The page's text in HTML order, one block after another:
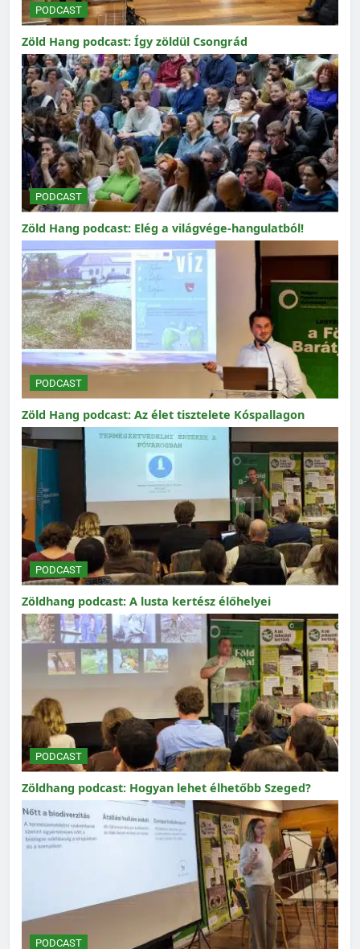
PODCAST
Zöld Hang podcast: Így zöldül Csongrád
PODCAST
Zöld Hang podcast: Elég a világvége-hangulatból!
PODCAST
Zöld Hang podcast: Az élet tisztelete Kóspallagon
PODCAST
Zöldhang podcast: A lusta kertész élőhelyei
PODCAST
Zöldhang podcast: Hogyan lehet élhetőbb Szeged?
PODCAST